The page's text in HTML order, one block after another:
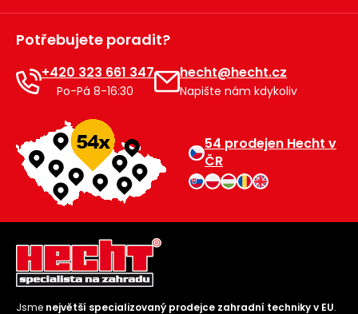
Potřebujete poradit?
+420 323 661 347
Po-Pá 8-16:30
hecht@hecht.cz
Napište nám kdykoliv
54 prodejen Hecht v
ČR
Jsme největší specializovaný prodejce zahradní techniky v EU.